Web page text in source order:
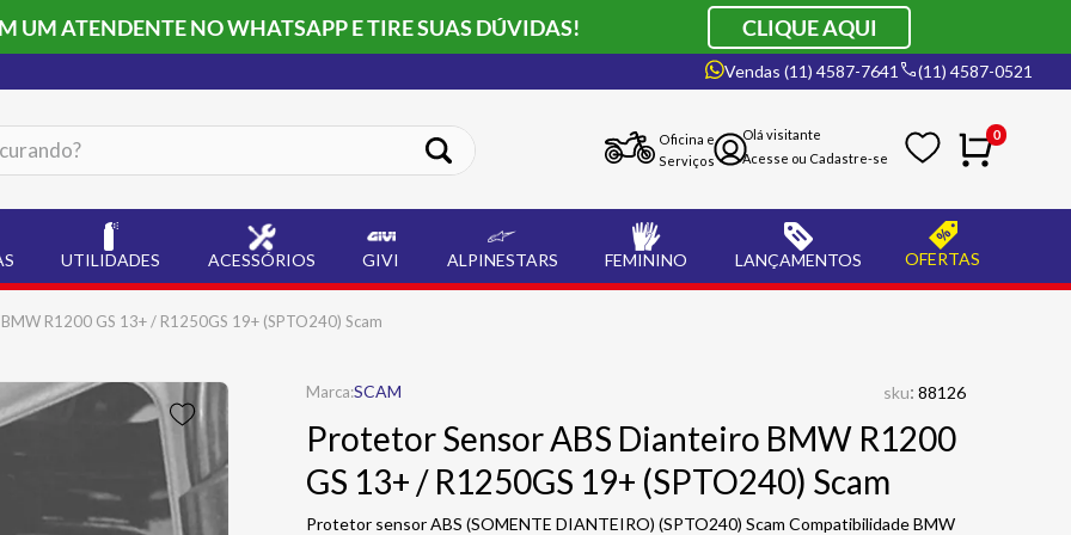
UM ATENDENTE NO WHATSAPP E TIRE SUAS DÚVIDAS! CLIQUE AQUI
Vendas (11) 4587-7641 (11) 4587-0521
Oficina e
Serviços
0
UTILIDADES ACESSÓRIOS GIVI ALPINESTARS FEMININO LANÇAMENTOS OFERTAS
R1200 GS 13+ / R1250GS 19+ (SPTO240) Scam
SCAM sku: 88126
Protetor Sensor ABS Dianteiro BMW R1200
GS 13+ / R1250GS 19+ (SPTO240) Scam
Protetor sensor ABS (SOMENTE DIANTEIRO) (SPTO240) Scam Compatibilidade BMW